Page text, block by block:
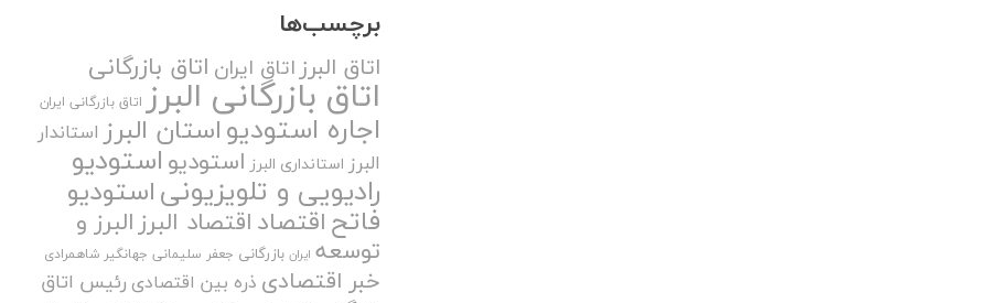
برچسب‌ها
اتاق البرزاتاق ایران اتاق بازرگانی
اتاق بازرگانی البرز اتاق بازرگانی ایران
اجاره استودیواستان البرز استاندار
البرز استانداری البرز استودیواستودیو
رادیویی و تلویزیونیاستودیو
فاتحاقتصاداقتصاد البرزالبرز و
توسعه ایران بازرگانی جعفر سلیمانی جهانگیر شاهمرادی
خبر اقتصادی ذره بین اقتصادی رئیس اتاق